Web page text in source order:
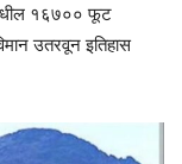
१६७०० फूट
उतरवून‌ इतिहास